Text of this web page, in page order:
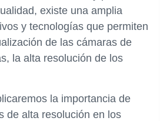
existe una amplia
y tecnologías que permiten
de las cámaras de
la alta resolución de los
la importancia de
de alta resolución en los